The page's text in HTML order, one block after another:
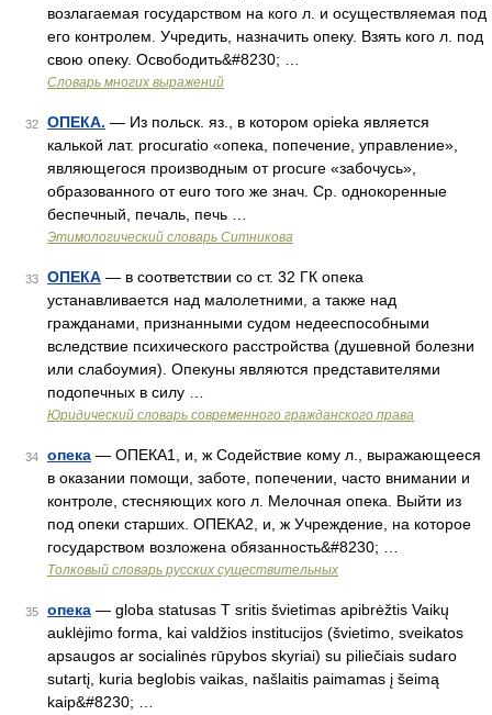
возлагаемая государством на кого л. и осуществляемая под
его контролем. Учредить, назначить опеку. Взять кого л. под
свою опеку. Освободить&#8230; …
Словарь многих выражений
32 ОПЕКА. — Из польск. яз., в котором opieka является
калькой лат. procuratio «опека, попечение, управление»,
являющегося производным от procure «забочусь»,
образованного от euro того же знач. Ср. однокоренные
беспечный, печаль, печь …
Этимологический словарь Ситникова
33 ОПЕКА — в соответствии со ст. 32 ГК опека
устанавливается над малолетними, а также над
гражданами, признанными судом недееспособными
вследствие психического расстройства (душевной болезни
или слабоумия). Опекуны являются представителями
подопечных в силу …
Юридический словарь современного гражданского права
34 опека — ОПЕКА1, и, ж Содействие кому л., выражающееся
в оказании помощи, заботе, попечении, часто внимании и
контроле, стесняющих кого л. Мелочная опека. Выйти из
под опеки старших. ОПЕКА2, и, ж Учреждение, на которое
государством возложена обязанность&#8230; …
Толковый словарь русских существительных
35 опека — globa statusas T sritis švietimas apibrėžtis Vaikų
auklėjimo forma, kai valdžios institucijos (švietimo, sveikatos
apsaugos ar socialinės rūpybos skyriai) su piliečiais sudaro
sutartį, kuria beglobis vaikas, našlaitis paimamas į šeimą
kaip&#8230; …